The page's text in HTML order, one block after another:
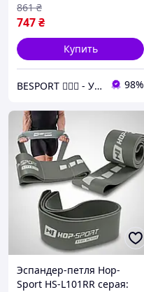
747₴
861 ₴
Купить
BESPORT 🏋🏻‍♂️ - Український бренд спорттоварів 🇺🇦 98%
Эспандер-петля Hop-
Sport HS-L101RR серая: